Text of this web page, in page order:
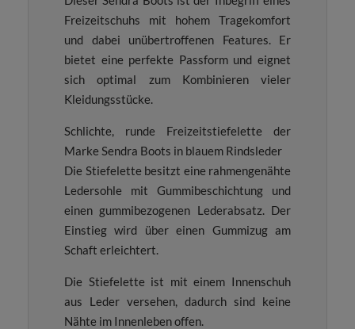
Freizeitschuhs mit hohem Tragekomfort
und dabei unübertroffenen Features. Er
bietet eine perfekte Passform und eignet
sich optimal zum Kombinieren vieler
Kleidungsstücke.
Schlichte, runde Freizeitstiefelette der
Marke Sendra Boots in blauem Rindsleder
Die Stiefelette besitzt eine rahmengenähte
Ledersohle mit Gummibeschichtung und
einen gummibezogenen Lederabsatz. Der
Einstieg wird über einen Gummizug am
Schaft erleichtert.
Die Stiefelette ist mit einem Innenschuh
aus Leder versehen, dadurch sind keine
Nähte im Innenleben offen.